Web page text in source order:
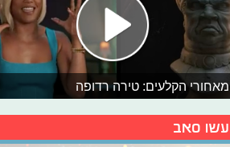
מאחורי הקלעים: טירה רדופה
עשו סאב